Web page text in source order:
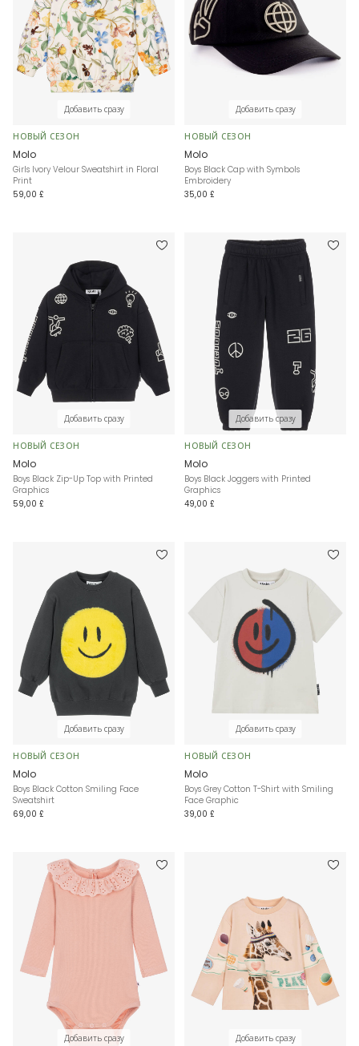
Добавить сразу
НОВЫЙ СЕЗОН
Molo
Girls Ivory Velour Sweatshirt in Floral
Print
59,00 £
Добавить сразу
НОВЫЙ СЕЗОН
Molo
Boys Black Cap with Symbols
Embroidery
35,00 £
Добавить сразу
НОВЫЙ СЕЗОН
Molo
Boys Black Zip-Up Top with Printed
Graphics
59,00 £
Добавить сразу
НОВЫЙ СЕЗОН
Molo
Boys Black Joggers with Printed
Graphics
49,00 £
Добавить сразу
НОВЫЙ СЕЗОН
Molo
Boys Black Cotton Smiling Face
Sweatshirt
69,00 £
Добавить сразу
НОВЫЙ СЕЗОН
Molo
Boys Grey Cotton T-Shirt with Smiling
Face Graphic
39,00 £
Добавить сразу Добавить сразу